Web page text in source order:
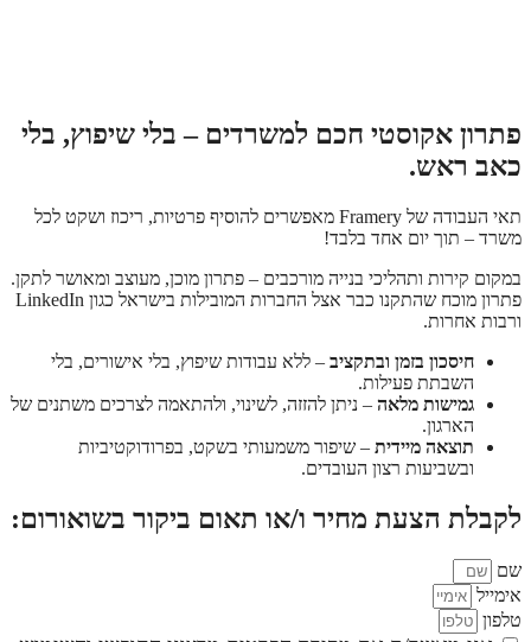
פתרון אקוסטי חכם למשרדים – בלי שיפוץ, בלי
כאב ראש.
תאי העבודה של Framery מאפשרים להוסיף פרטיות, ריכוז ושקט לכל
משרד – תוך יום אחד בלבד!
במקום קירות ותהליכי בנייה מורכבים – פתרון מוכן, מעוצב ומאושר לתקן.
פתרון מוכח שהתקנו כבר אצל החברות המובילות בישראל כגון LinkedIn
ורבות אחרות.
חיסכון בזמן ובתקציב – ללא עבודות שיפוץ, בלי אישורים, בלי
השבתת פעילות.
גמישות מלאה – ניתן להזזה, לשינוי, ולהתאמה לצרכים משתנים של
הארגון.
תוצאה מיידית – שיפור משמעותי בשקט, בפרודוקטיביות
ובשביעות רצון העובדים.
לקבלת הצעת מחיר ו/או תאום ביקור בשואורום:
שם
אימייל
טלפון